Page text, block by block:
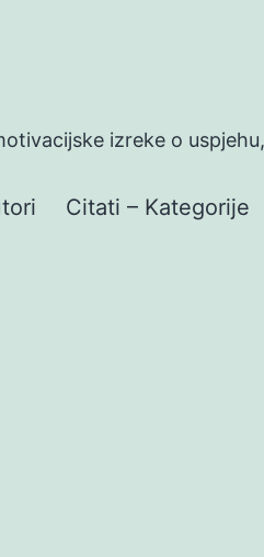
izreke o
Citati – Kategorije